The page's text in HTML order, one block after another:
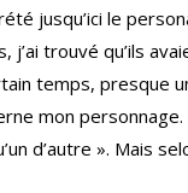
jusqu’ici le
trouvé qu’ils
temps, presque
mon
d’autre ». Mais